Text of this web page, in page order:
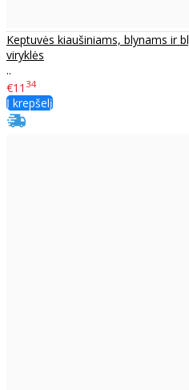
Keptuvės kiaušiniams, blynams ir
viryklės
..
€11 34
Į krepšelį